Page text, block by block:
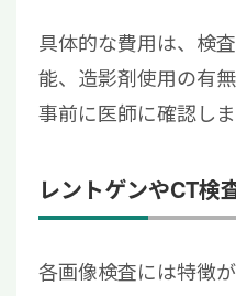
具体的な費用は、検
能、造影剤使用の有
事前に医師に確認しま
レントゲンやCT検
各画像検査には特徴が